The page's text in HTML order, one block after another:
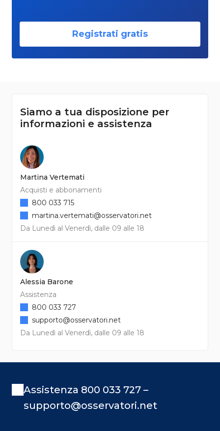
Registrati gratis
Siamo a tua disposizione per
informazioni e assistenza
Martina Vertemati
Acquisti e abbonamenti
Da Lunedì al Venerdì, dalle 09 alle 18
800 033 715
martina.vertemati@osservatori.net
Alessia Barone
Assistenza
Da Lunedì al Venerdì, dalle 09 alle 18
800 033 727
supporto@osservatori.net
Assistenza 800 033 727 –
supporto@osservatori.net